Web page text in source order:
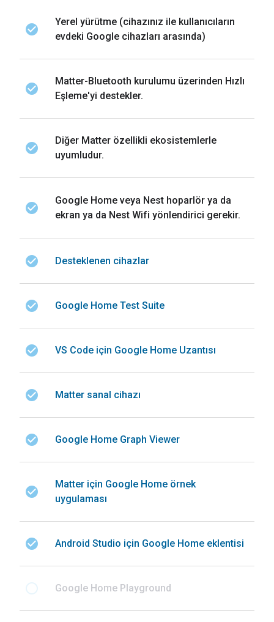
check_circle
Yerel yürütme (cihazınız ile kullanıcıların
evdeki Google cihazları arasında)
check_circle
Matter-Bluetooth kurulumu üzerinden Hızlı
Eşleme'yi destekler.
check_circle
Diğer Matter özellikli ekosistemlerle
uyumludur.
check_circle
Google Home veya Nest hoparlör ya da
ekran ya da Nest Wifi yönlendirici gerekir.
check_circle Desteklenen cihazlar
check_circle Google Home Test Suite
check_circle VS Code için Google Home Uzantısı
check_circle Matter sanal cihazı
check_circle Google Home Graph Viewer
check_circle
Matter için Google Home örnek
uygulaması
check_circle Android Studio için Google Home eklentisi
Google Home Playground